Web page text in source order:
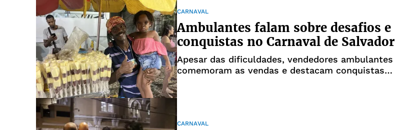
CARNAVAL
Ambulantes falam sobre desafios e
conquistas no Carnaval de Salvador
Apesar das dificuldades, vendedores ambulantes
comemoram as vendas e destacam conquistas
CARNAVAL